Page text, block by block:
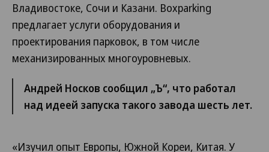
Владивостоке, Сочи и Казани. Boxparking
предлагает услуги оборудования и
проектирования парковок, в том числе
механизированных многоуровневых.
Андрей Носков сообщил „Ъ“, что работал
над идеей запуска такого завода шесть лет.
«Изучил опыт Европы, Южной Кореи, Китая. У